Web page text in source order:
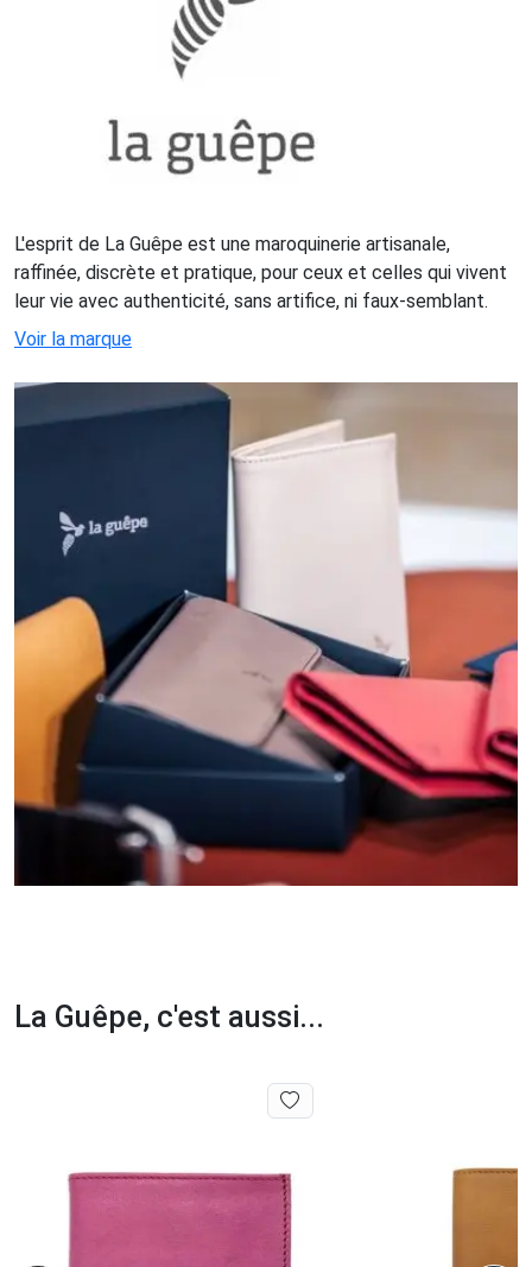
L'esprit de La Guêpe est une maroquinerie artisanale,
raffinée, discrète et pratique, pour ceux et celles qui vivent
leur vie avec authenticité, sans artifice, ni faux-semblant.
Voir la marque
La Guêpe, c'est aussi...